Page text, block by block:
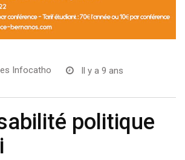
Infocatho Il y a 9 ans
politique